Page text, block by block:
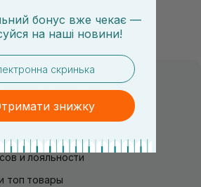
от 3000 UAH
оплаты
и лояльности
топ товары
бонус вже чекає —
на наші новини!
знижку